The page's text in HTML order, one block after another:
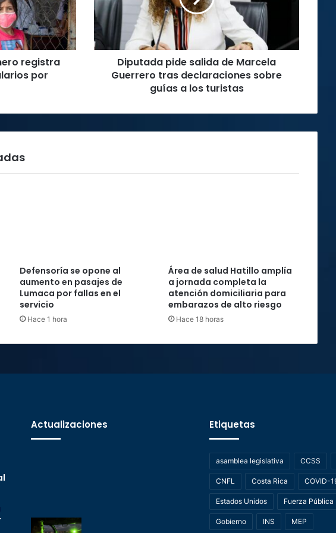
registra
por
Guerrero
tras
declaraciones
sobre
Diputada pide salida de Marcela
Guerrero tras declaraciones sobre
guías a los turistas
Defensoría se opone al
aumento en pasajes de
Lumaca por fallas en el
servicio
Hace 1 hora
Área de salud Hatillo amplía
a jornada completa la
atención domiciliaria para
embarazos de alto riesgo
Hace 18 horas
Actualizaciones Etiquetas
asamblea legislativa CCSS
CNFL Costa Rica COVID-
Estados Unidos Fuerza Pública
Gobierno INS MEP